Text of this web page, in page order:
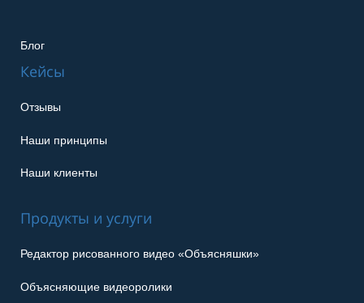
Блог
Кейсы
Отзывы
Наши принципы
Наши клиенты
Продукты и услуги
Редактор рисованного видео «Объясняшки»
Объясняющие видеоролики